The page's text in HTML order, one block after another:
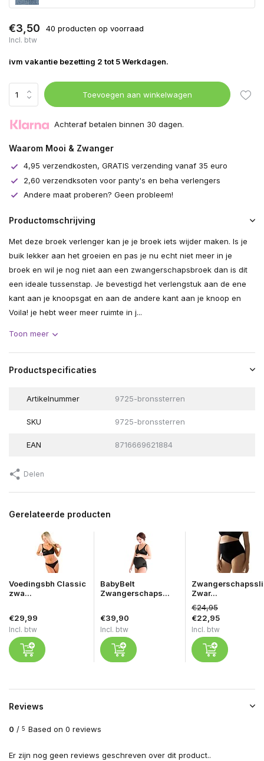
€3,50 40 producten op voorraad
Incl. btw
ivm vakantie bezetting 2 tot 5 Werkdagen.
Toevoegen aan winkelwagen
Achteraf betalen binnen 30 dagen.
Waarom Mooi & Zwanger
4,95 verzendkosten, GRATIS verzending vanaf 35 euro
2,60 verzendksoten voor panty's en beha verlengers
Andere maat proberen? Geen probleem!
Productomschrijving
Met deze broek verlenger kan je je broek iets wijder maken. Is je
buik lekker aan het groeien en pas je nu echt niet meer in je
broek en wil je nog niet aan een zwangerschapsbroek dan is dit
een ideale tussenstap. Je bevestigd het verlengstuk aan de ene
kant aan je knoopsgat en aan de andere kant aan je knoop en
Voila! je hebt weer meer ruimte in j...
Toon meer
Productspecificaties
Artikelnummer 9725-bronssterren
SKU 9725-bronssterren
EAN 8716669621884
Delen
Gerelateerde producten
Voedingsbh Classic
zwa...
€29,99
Incl. btw
BabyBelt
Zwangerschaps...
€39,90
Incl. btw
Zwar...
€24,95
€22,95
Incl. btw
Reviews
0 / 5 Based on 0 reviews
Er zijn nog geen reviews geschreven over dit product..